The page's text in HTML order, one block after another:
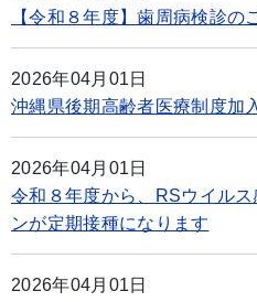
【令和８年度】歯周病検診の
2026年04月01日
沖縄県後期高齢者医療制度加
2026年04月01日
令和８年度から、RSウイル
ンが定期接種になります
2026年04月01日